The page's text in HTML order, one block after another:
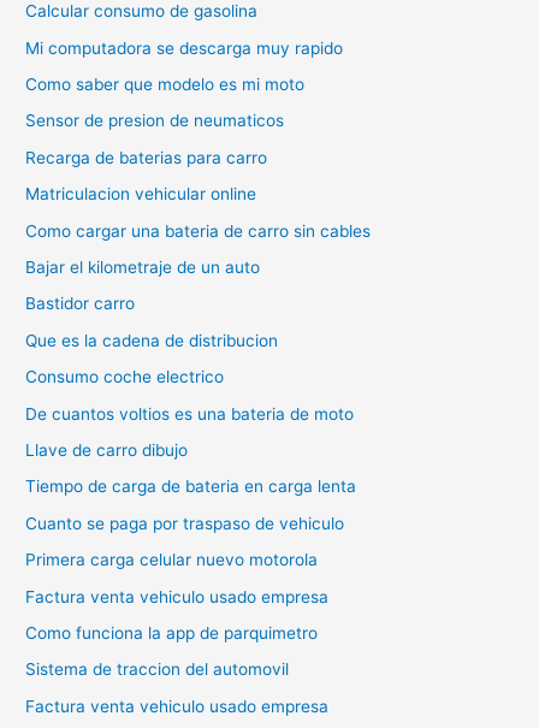
Calcular consumo de gasolina
Mi computadora se descarga muy rapido
Como saber que modelo es mi moto
Sensor de presion de neumaticos
Recarga de baterias para carro
Matriculacion vehicular online
Como cargar una bateria de carro sin cables
Bajar el kilometraje de un auto
Bastidor carro
Que es la cadena de distribucion
Consumo coche electrico
De cuantos voltios es una bateria de moto
Llave de carro dibujo
Tiempo de carga de bateria en carga lenta
Cuanto se paga por traspaso de vehiculo
Primera carga celular nuevo motorola
Factura venta vehiculo usado empresa
Como funciona la app de parquimetro
Sistema de traccion del automovil
Factura venta vehiculo usado empresa